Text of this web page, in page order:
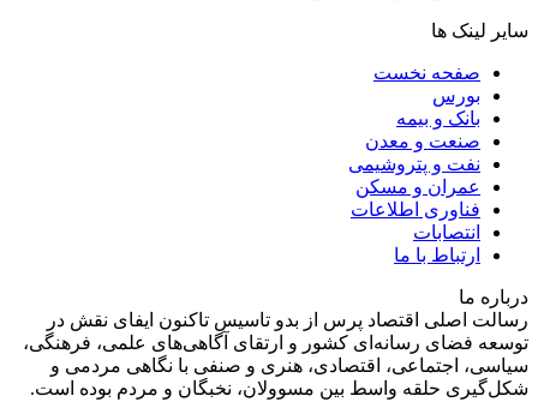
سایر لینک ها
صفحه نخست
بورس
بانک و بیمه
صنعت و معدن
نفت و پتروشیمی
عمران و مسکن
فناوری اطلاعات
انتصابات
ارتباط با ما
درباره ما
رسالت اصلی اقتصاد پرس از بدو تاسیس تاکنون ایفای نقش در
توسعه فضای رسانه‌ای کشور و ارتقای آگاهی‌های علمی، فرهنگی،
سیاسی، اجتماعی، اقتصادی، هنری و صنفی با نگاهی مردمی و
شکل‌گیری حلقه واسط بین مسوولان، نخبگان و مردم بوده است.